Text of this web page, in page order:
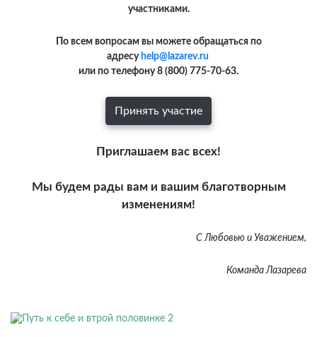
участниками.
По всем вопросам вы можете обращаться по
адресу help@lazarev.ru
или по телефону 8 (800) 775-70-63.
Принять участие
Приглашаем вас всех!
Мы будем рады вам и вашим благотворным
изменениям!
С Любовью и Уважением,
Команда Лазарева